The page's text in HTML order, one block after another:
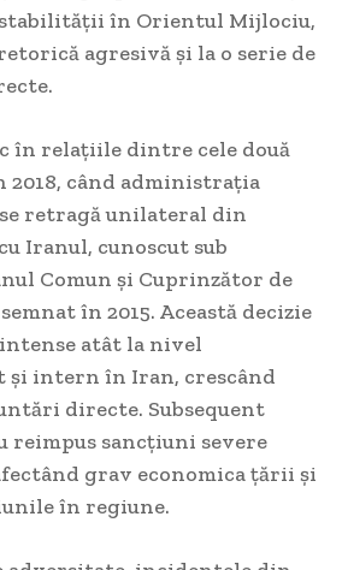
în Orientul Mijlociu,
retorică agresivă și la o serie de
în relațiile dintre cele două
când administrația
retragă unilateral din
Iranul, cunoscut sub
Comun și Cuprinzător de
în 2015. Această decizie
atât la nivel
și intern în Iran, crescând
directe. Subsequent
reimpus sancțiuni severe
grav economica țării și
în regiune.